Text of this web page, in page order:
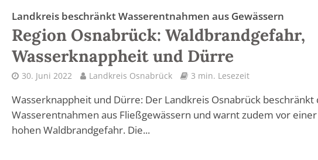
Landkreis beschränkt Wasserentnahmen aus Gewässern
Region Osnabrück: Waldbrandgefahr,
Wasserknappheit und Dürre
30. Juni 2022 Landkreis Osnabrück 3 min. Lesezeit
Wasserknappheit und Dürre: Der Landkreis Osnabrück beschränkt
Wasserentnahmen aus Fließgewässern und warnt zudem vor einer
hohen Waldbrandgefahr. Die...